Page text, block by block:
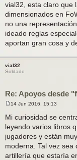
n
s
j
e
vial32, esta claro que
dimensionados en
no una
ideado reglas
aportan gran cosa y
vial32
Soldado
Re: Apoyos desde
e
n
s
a
j
e
14 Jun 2016, 15:13
Mi curiosidad se
leyendo varios libros
jugadores y están
moderna. Tal vez
artillería que estaría